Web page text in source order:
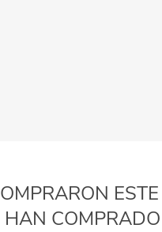
ESTE
HAN COMPRADO